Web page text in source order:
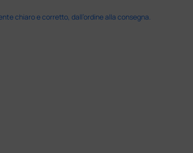
chiaro e corretto, dall’ordine alla consegna.